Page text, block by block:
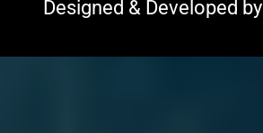
Designed & Developed by